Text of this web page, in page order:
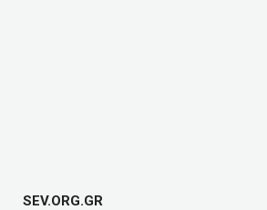
SEV.ORG.GR